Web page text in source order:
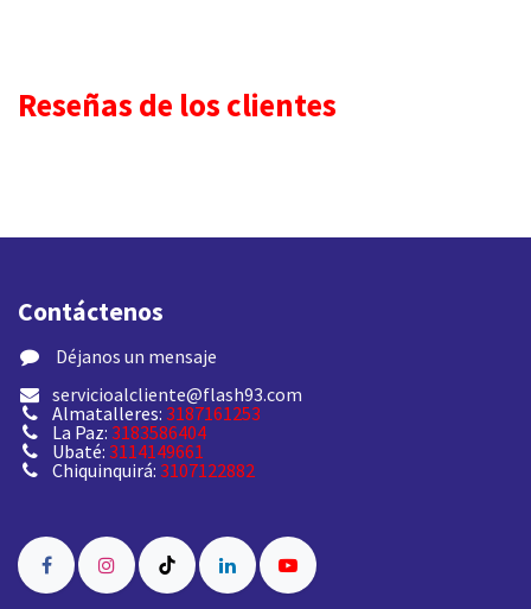
Reseñas de los clientes
Contáctenos
​ Déjanos un mensaje
servicioalcliente@flash93.com
Almatalleres: 3187161253
La Paz: 3183586404
Ubaté: 3114149661
Chiquinquirá: 3107122882